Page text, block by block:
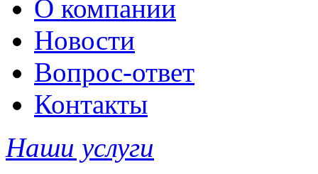
О компании
Новости
Вопрос-ответ
Контакты
Наши услуги